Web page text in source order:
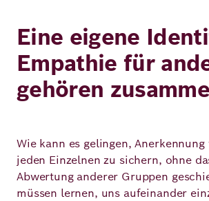
Eine eigene
Empathie für
gehören
Wie kann es gelingen,
jeden Einzelnen zu sichern, ohne
Abwertung anderer Gruppen
müssen lernen, uns aufeinander